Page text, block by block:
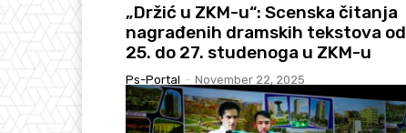
„Držić u ZKM-u“: Scenska čitanja
nagrađenih dramskih tekstova od
25. do 27. studenoga u ZKM-u
Ps-Portal - November 22, 2025